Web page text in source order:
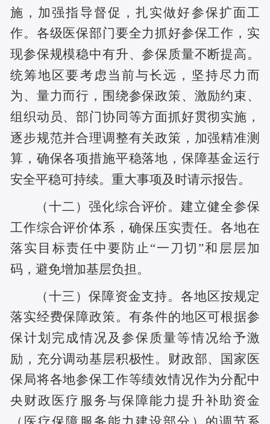
施，加强指导督促，扎实做好参保扩面工
作。各级医保部门要全力抓好参保工作，实
现参保规模稳中有升、参保质量不断提高。
统筹地区要考虑当前与长远，坚持尽力而
为、量力而行，围绕参保政策、激励约束、
组织动员、部门协同等方面抓好贯彻实施，
逐步规范并合理调整有关政策，加强精准测
算，确保各项措施平稳落地，保障基金运行
安全平稳可持续。重大事项及时请示报告。
（十二）强化综合评价。建立健全参保
工作综合评价体系，确保压实责任。各地在
落实目标责任中要防止“一刀切”和层层加
码，避免增加基层负担。
（十三）保障资金支持。各地区按规定
落实经费保障政策。有条件的地区可根据参
保计划完成情况及参保质量等情况给予激
励，充分调动基层积极性。财政部、国家医
保局将各地参保工作等绩效情况作为分配中
央财政医疗服务与保障能力提升补助资金